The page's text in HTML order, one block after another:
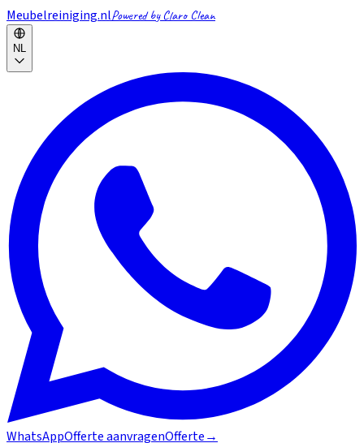
Meubelreiniging.nlPowered by Claro Clean
NL
WhatsAppOfferte aanvragenOfferte→